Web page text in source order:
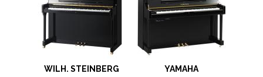
WILH. STEINBERG YAMAHA